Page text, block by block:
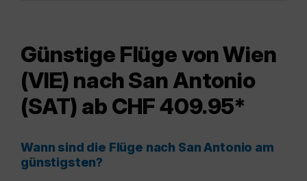
Günstige Flüge von Wien
(VIE) nach San Antonio
(SAT) ab CHF 409.95*
Wann sind die Flüge nach San Antonio am
günstigsten?